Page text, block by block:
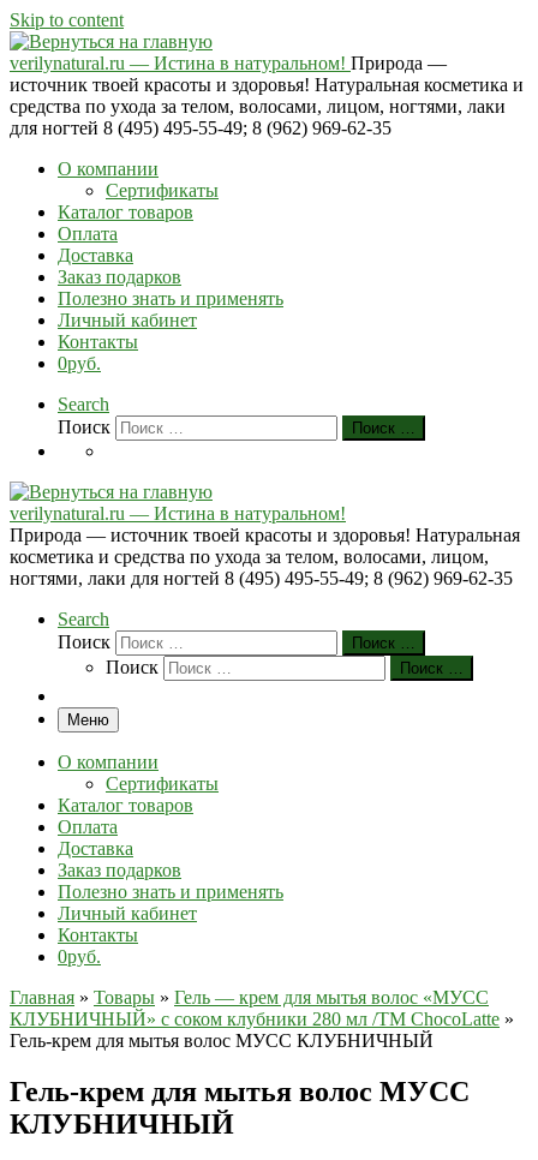
Skip to content
verilynatural.ru — Истина в натуральном! Природа —
источник твоей красоты и здоровья! Натуральная косметика и
средства по ухода за телом, волосами, лицом, ногтями, лаки
для ногтей 8 (495) 495-55-49; 8 (962) 969-62-35
О компании
Сертификаты
Каталог товаров
Оплата
Доставка
Заказ подарков
Полезно знать и применять
Личный кабинет
Контакты
0руб.
Search
Поиск
Поиск …
verilynatural.ru — Истина в натуральном!
Природа — источник твоей красоты и здоровья! Натуральная
косметика и средства по ухода за телом, волосами, лицом,
ногтями, лаки для ногтей 8 (495) 495-55-49; 8 (962) 969-62-35
Search
Поиск
Поиск …
Поиск Поиск …
Меню
О компании
Сертификаты
Каталог товаров
Оплата
Доставка
Заказ подарков
Полезно знать и применять
Личный кабинет
Контакты
0руб.
Главная » Товары » Гель — крем для мытья волос «МУСС
КЛУБНИЧНЫЙ» с соком клубники 280 мл /TM ChocoLatte »
Гель-крем для мытья волос МУСС КЛУБНИЧНЫЙ
Гель-крем для мытья волос МУСС
КЛУБНИЧНЫЙ